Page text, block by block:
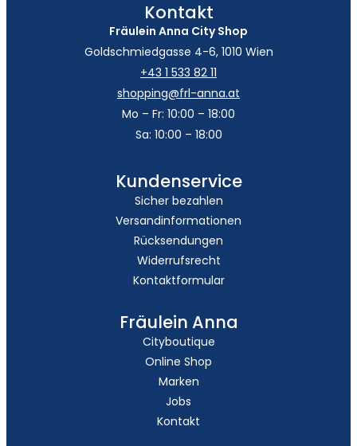
Kontakt
Fräulein Anna City Shop
Goldschmiedgasse 4-6, 1010 Wien
+43 1 533 82 11
shopping@frl-anna.at
Mo – Fr: 10:00 – 18:00
Sa: 10:00 – 18:00
Kundenservice
Sicher bezahlen
Versandinformationen
Rücksendungen
Widerrufsrecht
Kontaktformular
Fräulein Anna
Cityboutique
Online Shop
Marken
Jobs
Kontakt